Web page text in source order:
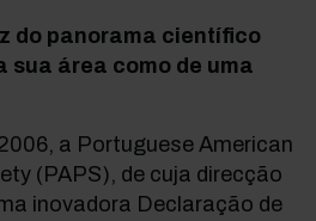
do panorama científico
sua área como de uma
a Portuguese American
(PAPS), de cuja direcção
inovadora Declaração de